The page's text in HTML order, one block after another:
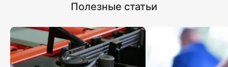
Полезные статьи